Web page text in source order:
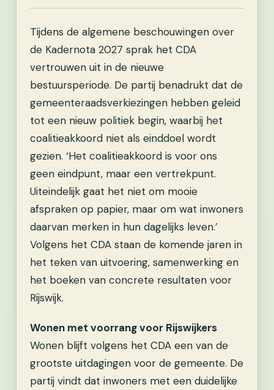
Tijdens de algemene beschouwingen over
de Kadernota 2027 sprak het CDA
vertrouwen uit in de nieuwe
bestuursperiode. De partij benadrukt dat de
gemeenteraadsverkiezingen hebben geleid
tot een nieuw politiek begin, waarbij het
coalitieakkoord niet als einddoel wordt
gezien. ‘Het coalitieakkoord is voor ons
geen eindpunt, maar een vertrekpunt.
Uiteindelijk gaat het niet om mooie
afspraken op papier, maar om wat inwoners
daarvan merken in hun dagelijks leven.’
Volgens het CDA staan de komende jaren in
het teken van uitvoering, samenwerking en
het boeken van concrete resultaten voor
Rijswijk.
Wonen met voorrang voor Rijswijkers
Wonen blijft volgens het CDA een van de
grootste uitdagingen voor de gemeente. De
partij vindt dat inwoners met een duidelijke